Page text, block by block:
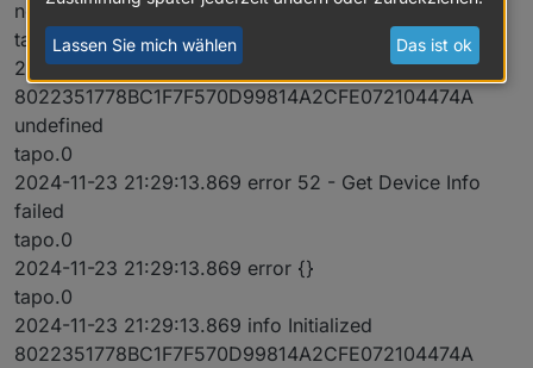
non camera devices
tapo.0
2024-11-23 21:29:13.869 debug initResult
8022351778BC1F7F570D99814A2CFE072104474A
undefined
tapo.0
2024-11-23 21:29:13.869 error 52 - Get Device Info
failed
tapo.0
2024-11-23 21:29:13.869 error {}
tapo.0
2024-11-23 21:29:13.869 info Initialized
8022351778BC1F7F570D99814A2CFE072104474A
Lassen Sie mich wählen Das ist ok